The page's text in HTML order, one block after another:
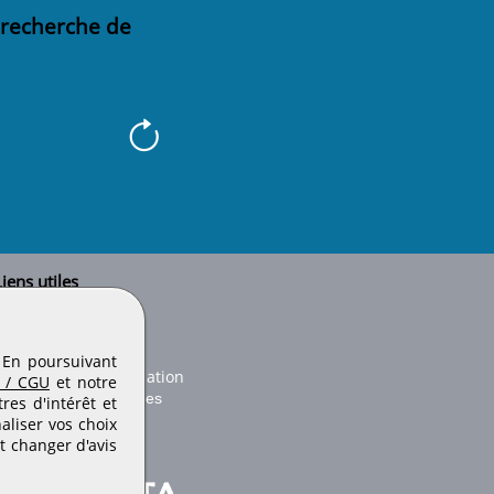
de
utiles
Conseils d'utilisation
de publication
des cookies
poursuivant
/ CGU et notre
d'intérêt et
vos choix
changer d'avis